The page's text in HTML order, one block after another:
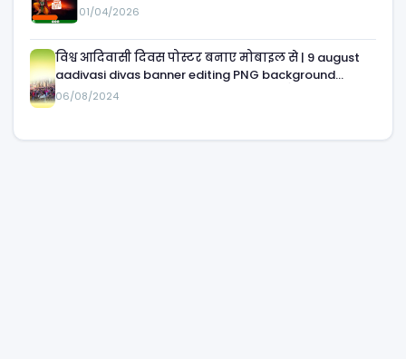
01/04/2026
विश्व आदिवासी दिवस पोस्टर बनाए मोबाइल से | 9 august
aadivasi divas banner editing PNG background
download| 9 august आदिवासी दिवस का बैनर
06/08/2024